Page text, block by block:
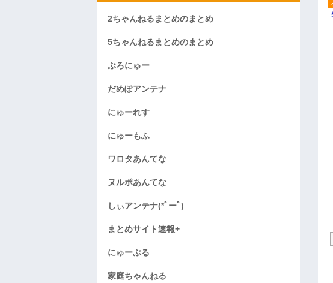
2ちゃんねるまとめのまとめ
5ちゃんねるまとめのまとめ
ぶろにゅー
だめぽアンテナ
にゅーれす
にゅーもふ
ワロタあんてな
ヌルポあんてな
しぃアンテナ(*ﾟーﾟ)
まとめサイト速報+
にゅーぷる
家庭ちゃんねる